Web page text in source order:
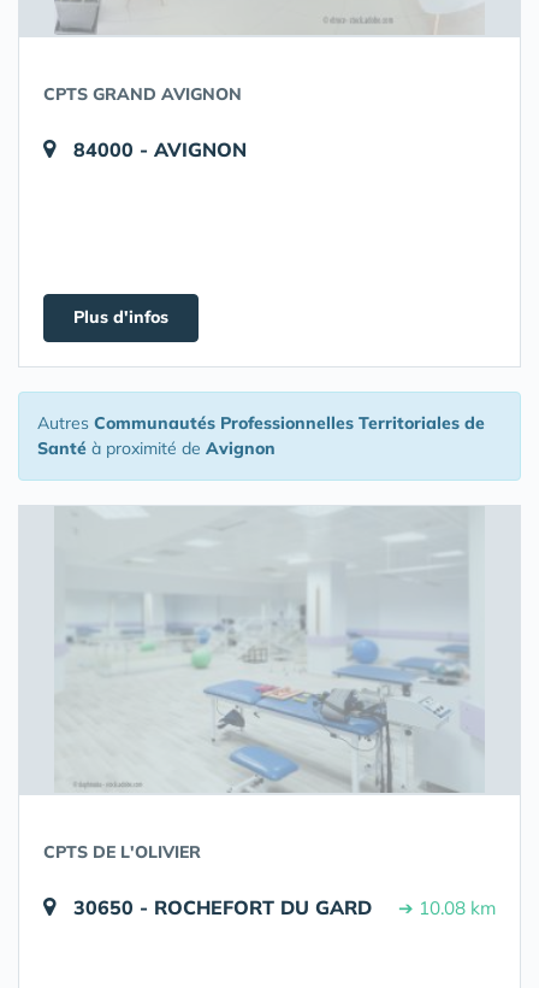
CPTS GRAND AVIGNON
84000 - AVIGNON
Plus d'infos
Autres Communautés Professionnelles Territoriales de
Santé à proximité de Avignon
CPTS DE L'OLIVIER
30650 - ROCHEFORT DU GARD ➔ 10.08 km